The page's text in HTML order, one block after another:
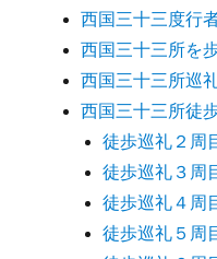
西国三十三度行
西国三十三所を
西国三十三所巡
西国三十三所徒
徒歩巡礼２周
徒歩巡礼３周
徒歩巡礼４周
徒歩巡礼５周